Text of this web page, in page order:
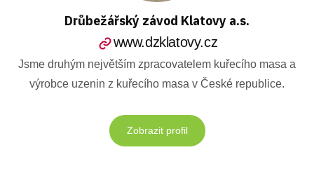
Drůbežářský závod Klatovy a.s.
www.dzklatovy.cz
Jsme druhým největším zpracovatelem kuřecího masa a
výrobce uzenin z kuřecího masa v České republice.
Zobrazit profil